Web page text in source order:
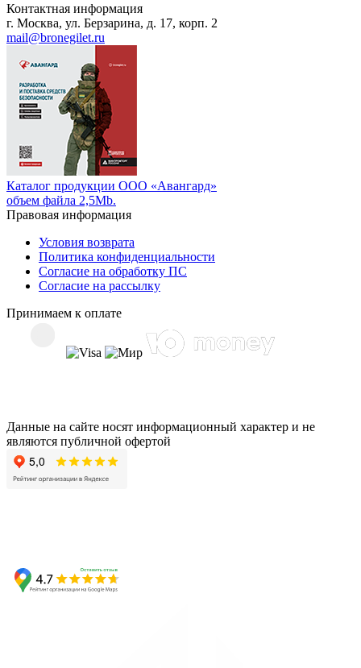
Контактная информация
г. Москва, ул. Берзарина, д. 17, корп. 2
mail@bronegilet.ru
Каталог продукции ООО «Авангард»
объем файла 2,5Mb.
Правовая информация
Условия возврата
Политика конфиденциальности
Согласие на обработку ПС
Согласие на рассылку
Принимаем к оплате
Данные на сайте носят информационный характер и не
являются публичной офертой